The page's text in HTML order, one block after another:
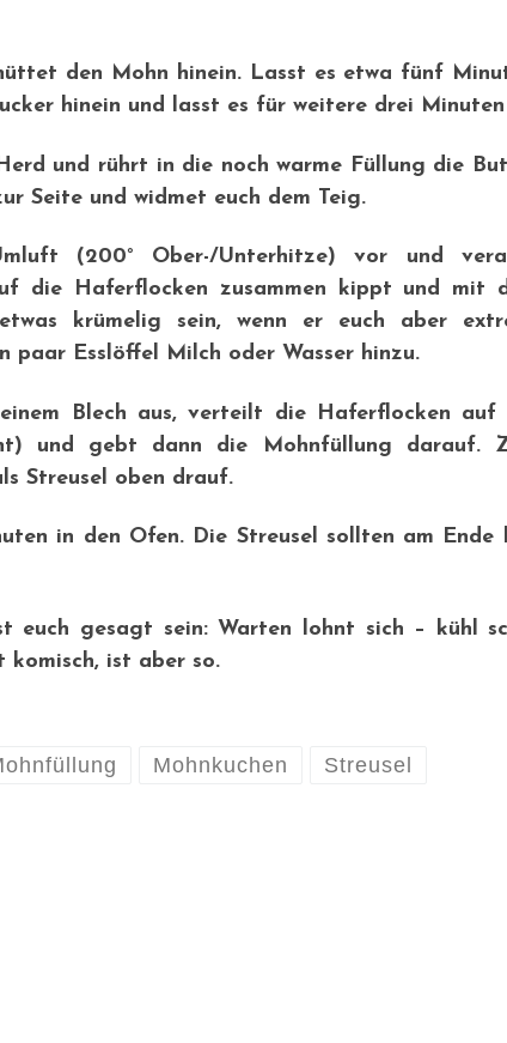
den Mohn hinein. Lasst es etwa fünf
hinein und lasst es für weitere drei
und rührt in die noch warme Füllung die
Seite und widmet euch dem Teig.
(200° Ober-/Unterhitze) vor und
die Haferflocken zusammen kippt und mit
krümelig sein, wenn er euch aber
Esslöffel Milch oder Wasser hinzu.
Blech aus, verteilt die Haferflocken auf
und gebt dann die Mohnfüllung darauf.
Streusel oben drauf.
in den Ofen. Die Streusel sollten am Ende
euch gesagt sein: Warten lohnt sich – kühl
komisch, ist aber so.
Mohnkuchen Streusel